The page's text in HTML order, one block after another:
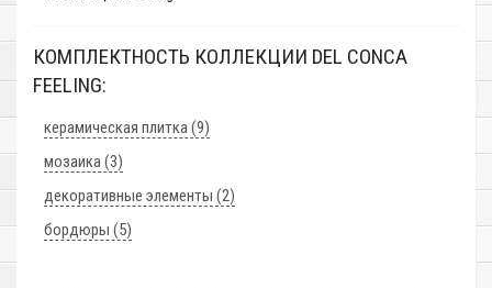
КОМПЛЕКТНОСТЬ КОЛЛЕКЦИИ DEL CONCA
FEELING:
керамическая плитка (9)
мозаика (3)
декоративные элементы (2)
бордюры (5)